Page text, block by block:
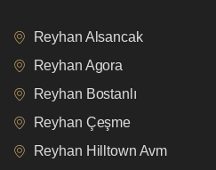
Reyhan Alsancak
Reyhan Agora
Reyhan Bostanlı
Reyhan Çeşme
Reyhan Hilltown Avm